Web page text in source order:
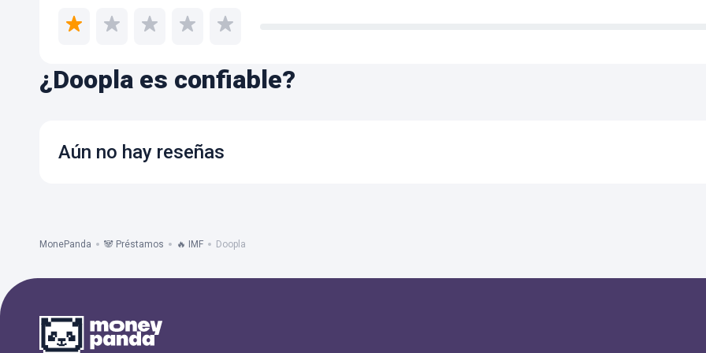
¿Doopla es confiable?
Aún no hay reseñas
MonePanda 🐼 Préstamos 🔥 IMF Doopla